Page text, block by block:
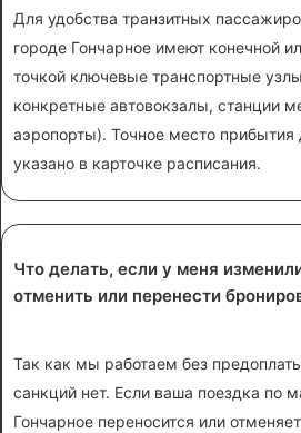
Для удобства транзитных
городе Гончарное имеют конечной
точкой ключевые транспортные
конкретные автовокзалы, станции
аэропорты). Точное место прибытия
указано в карточке расписания.
Что делать, если у меня
отменить или перенести
Так как мы работаем без
санкций нет. Если ваша поездка по
Гончарное переносится или